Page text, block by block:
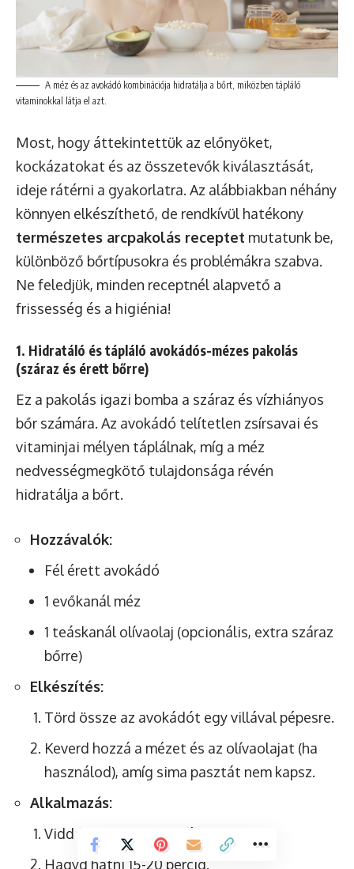
A méz és az avokádó kombinációja hidratálja a bőrt, miközben tápláló
vitaminokkal látja el azt.
Most, hogy áttekintettük az előnyöket,
kockázatokat és az összetevők kiválasztását,
ideje rátérni a gyakorlatra. Az alábbiakban néhány
könnyen elkészíthető, de rendkívül hatékony
természetes arcpakolás receptet mutatunk be,
különböző bőrtípusokra és problémákra szabva.
Ne feledjük, minden receptnél alapvető a
frissesség és a higiénia!
1. Hidratáló és tápláló avokádós-mézes pakolás
(száraz és érett bőrre)
Ez a pakolás igazi bomba a száraz és vízhiányos
bőr számára. Az avokádó telítetlen zsírsavai és
vitaminjai mélyen táplálnak, míg a méz
nedvességmegkötő tulajdonsága révén
hidratálja a bőrt.
Hozzávalók:
Fél érett avokádó
1 evőkanál méz
1 teáskanál olívaolaj (opcionális, extra száraz
bőrre)
Elkészítés:
Törd össze az avokádót egy villával pépesre.
Keverd hozzá a mézet és az olívaolajat (ha
használod), amíg sima pasztát nem kapsz.
Alkalmazás:
Vidd fel a tiszta arcra és nyakra.
Hagyd hatni 15-20 percig.